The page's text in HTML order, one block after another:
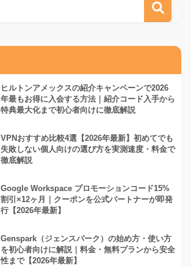
ヒルトンアメックスの紹介キャンペーンで2026
年最もお得に入会する方法｜紹介コード入手から
特典最大化まで初心者向けに徹底解説
VPNおすすめ比較4選【2026年最新】初めてでも
失敗しない個人向けの選び方を実測速度・料金で
徹底解説
Google Workspace プロモーションコード15%
割引×12ヶ月｜クーポンを公式パートナーが即発
行【2026年最新】
Genspark（ジェンスパーク）の始め方・使い方
を初心者向けに解説｜料金・無料プランから安全
性まで【2026年最新】